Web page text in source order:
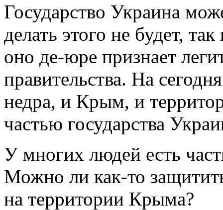
Государство Украина
делать этого не будет,
оно де-юре признает
правительства. На
недра, и Крым, и
частью государства
У многих людей есть
Можно ли как-то
на территории Крыма?